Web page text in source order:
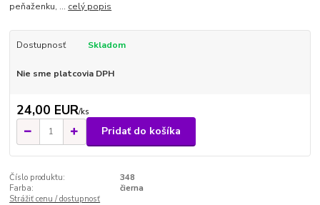
peňaženku, ... celý popis
Dostupnosť Skladom
Nie sme platcovia DPH
24,00 EUR/ks
Pridať do košíka
Číslo produktu:
348
Farba:
čierna
Strážiť cenu / dostupnosť